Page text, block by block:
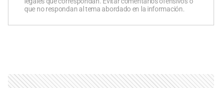
que no respondan al tema abordado en la información.